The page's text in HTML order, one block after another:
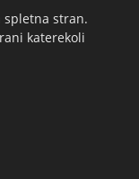
spletna stran.
katerekoli